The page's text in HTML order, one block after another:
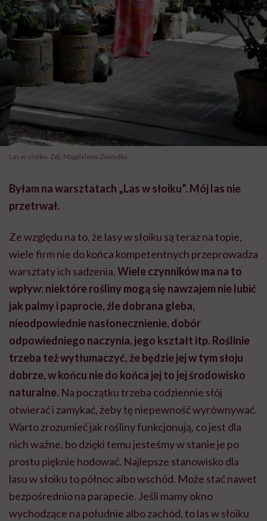
Las w słoiku. Zdj: Magdalena Zawadka
Byłam na warsztatach „Las w słoiku”. Mój las nie
przetrwał.
Ze względu na to, że lasy w słoiku są teraz na topie,
wiele firm nie do końca kompetentnych przeprowadza
warsztaty ich sadzenia.Wiele czynników ma na to
wpływ: niektóre rośliny mogą się nawzajem nie lubić
jak palmy i paprocie, źle dobrana gleba,
nieodpowiednie nasłonecznienie, dobór
odpowiedniego naczynia, jego kształt itp. Roślinie
trzeba też wytłumaczyć, że będzie jej w tym słoju
dobrze, w końcu nie do końca jej to jej środowisko
naturalne. Na początku trzeba codziennie słój
otwierać i zamykać, żeby tę niepewność wyrównywać.
Warto zrozumieć jak rośliny funkcjonują, co jest dla
nich ważne, bo dzięki temu jesteśmy w stanie je po
prostu pięknie hodować. Najlepsze stanowisko dla
lasu w słoiku to północ albo wschód. Może stać nawet
bezpośrednio na parapecie. Jeśli mamy okno
wychodzące na południe albo zachód, to las w słoiku